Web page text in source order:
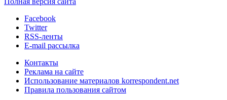
Facebook
Twitter
RSS-ленты
E-mail рассылка
Контакты
Реклама на сайте
Использование материалов korrespondent.net
Правила пользования сайтом